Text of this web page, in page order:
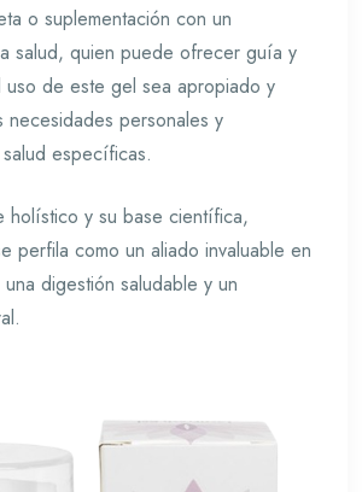
o suplementación con un
salud, quien puede ofrecer guía y
uso de este gel sea apropiado y
necesidades personales y
específicas.
holístico y su base científica,
perfila como un aliado invaluable en
digestión saludable y un